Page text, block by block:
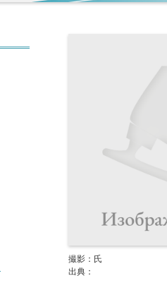
撮影：氏
出典：